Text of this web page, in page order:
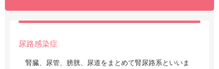
尿路感染症
腎臓、尿管、膀胱、尿道をまとめて腎尿路系といいま